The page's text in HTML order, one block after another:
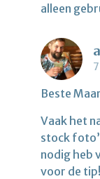
alleen
Beste
Vaak het
stock
nodig heb
voor de tip!